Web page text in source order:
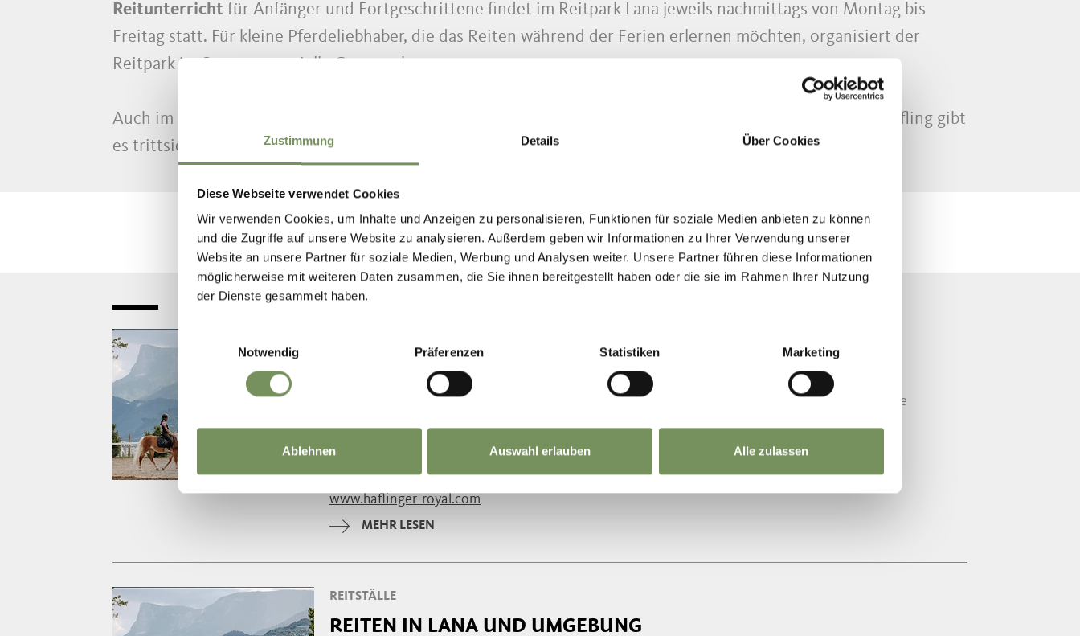
Zustimmung Details Über Cookies
Diese Webseite verwendet Cookies
Wir verwenden Cookies, um Inhalte und Anzeigen zu personalisieren, Funktionen für soziale Medien anbieten zu können
und die Zugriffe auf unsere Website zu analysieren. Außerdem geben wir Informationen zu Ihrer Verwendung unserer
Website an unsere Partner für soziale Medien, Werbung und Analysen weiter. Unsere Partner führen diese Informationen
möglicherweise mit weiteren Daten zusammen, die Sie ihnen bereitgestellt haben oder die sie im Rahmen Ihrer Nutzung
der Dienste gesammelt haben.
Einwilligungsauswahl
Notwendig
Präferenzen Statistiken Marketing
Ablehnen Auswahl erlauben Alle zulassen
Reitunterricht für Anfänger und Fortgeschrittene findet im Reitpark Lana jeweils nachmittags von Montag bis
Freitag statt. Für kleine Pferdeliebhaber, die das Reiten während der Ferien erlernen möchten, organisiert der
Reitpark im Sommer spezielle Gruppenkurse.
Auch im Reitstall Theistadl bei Kuppelwies im Ultental und in den Reiterhöfen Paur und Sulfner im Dorf Hafling gibt
es trittsichere Haflinger und andere Pferde für einen Ausritt oder Übungen an der Longe.
LINI'S REITSCHULE - REITERLEBNISSE MIT HERZ
Du möchtest eine besondere Auszeit in der Natur erleben oder die faszinierende Welt der Pferde
T
verenalin@gmx.at
www.haflinger-royal.com
MEHR LESEN
REITSTÄLLE
REITEN IN LANA UND UMGEBUNG